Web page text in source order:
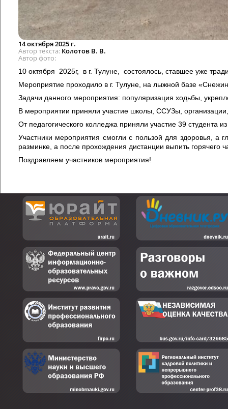
14 октября 2025 г.
Автор текста Колотов В. В.
Автор фото
10 октября 2025г, в г. Тулуне, состоялось, ставшее уже
Мероприятие проходило в г. Тулуне, на лыжной базе
Задачи данного мероприятия: популяризация ходьбы,
В мероприятии приняли участие школы, ССУЗы,
От педагогического колледжа приняли участие 39 студента
Участники мероприятия смогли с пользой для здоровья, а
разминке, а после прохождения дистанции выпить горячего
Поздравляем участников мероприятия!